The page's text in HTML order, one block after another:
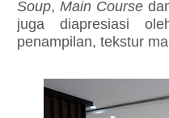
Soup, Main Course
juga diapresiasi
penampilan, tekstur